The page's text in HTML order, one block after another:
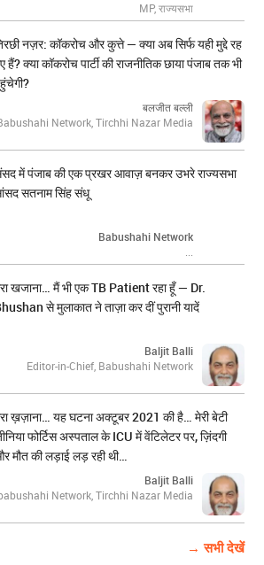
MP, राज्यसभा
नज़र: कॉकरोच और कुत्ते — क्या अब सिर्फ यही मुद्दे रह
हैं? क्या कॉकरोच पार्टी की राजनीतिक छाया पंजाब तक भी
बलजीत बल्ली
Network, Tirchhi Nazar Media
में पंजाब की एक प्रखर आवाज़ बनकर उभरे राज्यसभा
सतनाम सिंह संधू
Babushahi Network
खजाना… मैं भी एक TB Patient रहा हूँ — Dr.
से मुलाकात ने ताज़ा कर दीं पुरानी यादें
Baljit Balli
Editor-in-Chief, Babushahi Network
ख़ज़ाना… यह घटना अक्टूबर 2021 की है… मेरी बेटी
फोर्टिस अस्पताल के ICU में वेंटिलेटर पर, ज़िंदगी
मौत की लड़ाई लड़ रही थी…
Baljit Balli
Network, Tirchhi Nazar Media
→ सभी देखें